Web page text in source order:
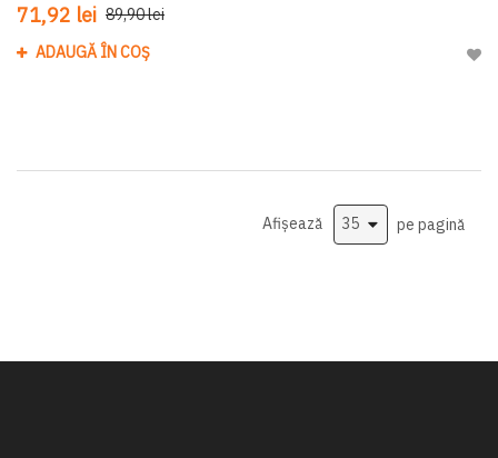
71,92 lei 89,90 lei
ADAUGĂ ÎN COȘ
Afișează pe pagină